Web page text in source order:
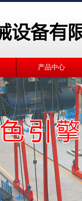
产品中心